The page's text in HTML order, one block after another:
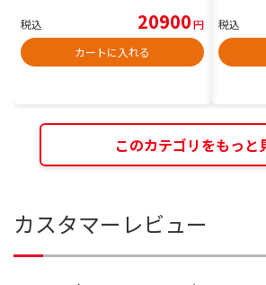
税込 20900円
カートに入れる
税込
このカテゴリをもっと
カスタマーレビュー